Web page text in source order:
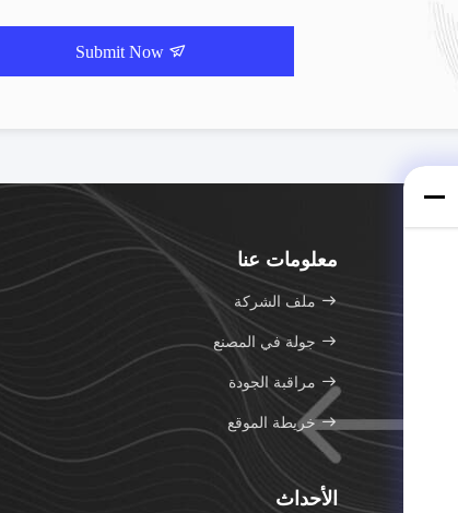
Submit Now
معلومات عنا
ملف الشركة
جولة في المصنع
مراقبة الجودة
خريطة الموقع
الأحداث